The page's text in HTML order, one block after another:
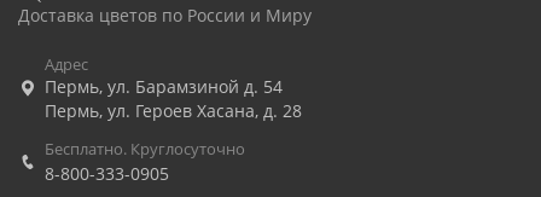
Доставка цветов по России и Миру
Адрес
Пермь, ул. Барамзиной д. 54
Пермь, ул. Героев Хасана, д. 28
Бесплатно. Круглосуточно
8-800-333-0905